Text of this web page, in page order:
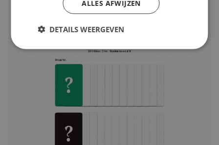
ALLES AFWIJZEN
DETAILS WEERGEVEN